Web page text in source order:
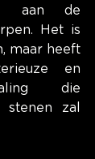
aan de
Het is
maar heeft
en
die
stenen zal